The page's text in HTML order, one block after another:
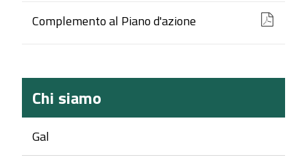
Complemento al Piano d'azione
Chi siamo
Gal